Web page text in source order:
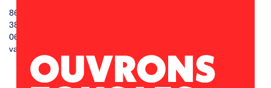
86 impasse de la mairie
38300 Ruy-Montceau
06 70 61 36 60
vanessa.magnard@leolagrange.org